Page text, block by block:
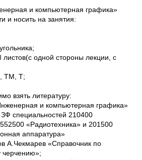
и компьютерная графика»
и носить на занятия:
одной стороны лекции, с
ТМ, Т;
взять литературу:
и компьютерная графика»
специальностей 210400
«Радиотехника» и 201500
аппаратура»
А.Чекмарев «Справочник по
черчению»;